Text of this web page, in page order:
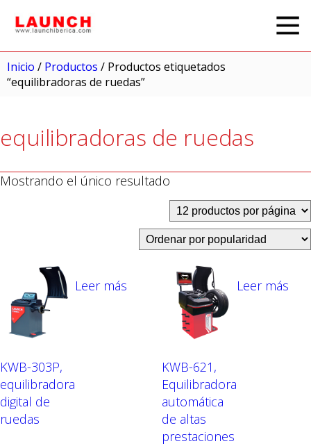
Inicio / Productos / Productos etiquetados
“equilibradoras de ruedas”
equilibradoras de ruedas
Mostrando el único resultado
KWB-303P,
equilibradora
digital de
ruedas
Leer más
KWB-621,
Equilibradora
automática
de altas
prestaciones
Leer más